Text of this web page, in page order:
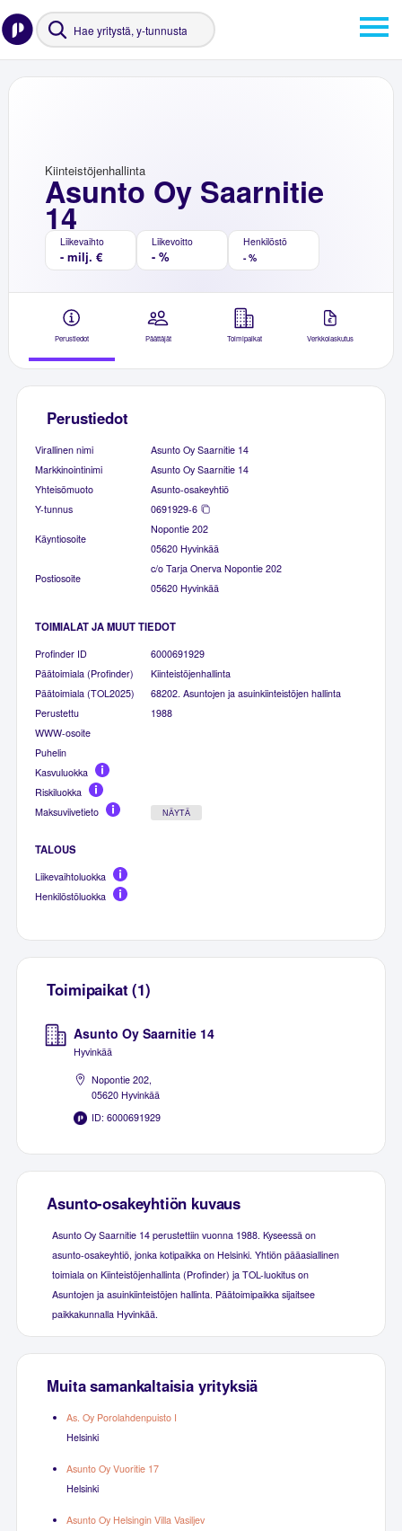
Asunto Oy Saarnitie
14
Kiinteistöjenhallinta
Liikevaihto
- milj. €
Liikevoitto
- %
Henkilöstö
- %
Perustiedot Päättäjät Toimipaikat Verkkolaskutus
Perustiedot
Virallinen nimi
Asunto Oy Saarnitie 14
Markkinointinimi
Asunto Oy Saarnitie 14
Yhteisömuoto
Asunto-osakeyhtiö
Y-tunnus
0691929-6
Käyntiosoite
Nopontie 202
05620 Hyvinkää
Postiosoite
c/o Tarja Onerva Nopontie 202
05620 Hyvinkää
TOIMIALAT JA MUUT TIEDOT
Profinder ID
6000691929
Päätoimiala (Profinder)
Kiinteistöjenhallinta
Päätoimiala (TOL2025)
68202. Asuntojen ja asuinkiinteistöjen hallinta
Perustettu
1988
WWW-osoite
Puhelin
Kasvuluokka
Riskiluokka
Maksuviivetieto
NÄYTÄ
TALOUS
Liikevaihtoluokka
Henkilöstöluokka
Toimipaikat (1)
Asunto Oy Saarnitie 14
Hyvinkää
Nopontie 202,
05620 Hyvinkää
ID: 6000691929
Asunto-osakeyhtiön kuvaus
Asunto Oy Saarnitie 14 perustettiin vuonna 1988. Kyseessä on
asunto-osakeyhtiö, jonka kotipaikka on Helsinki. Yhtiön pääasiallinen
toimiala on Kiinteistöjenhallinta (Profinder) ja TOL-luokitus on
Asuntojen ja asuinkiinteistöjen hallinta. Päätoimipaikka sijaitsee
paikkakunnalla Hyvinkää.
Muita samankaltaisia yrityksiä
As. Oy Porolahdenpuisto I
Helsinki
Asunto Oy Vuoritie 17
Helsinki
Asunto Oy Helsingin Villa Vasiljev